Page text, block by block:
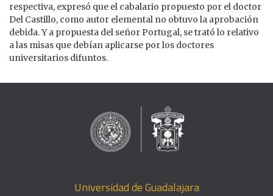
respectiva, expresó que el cabalario propuesto por el doctor
Del Castillo, como autor elemental no obtuvo la aprobación
debida. Y a propuesta del señor Portugal, se trató lo relativo
a las misas que debían aplicarse por los doctores
universitarios difuntos.
Universidad de Guadalajara